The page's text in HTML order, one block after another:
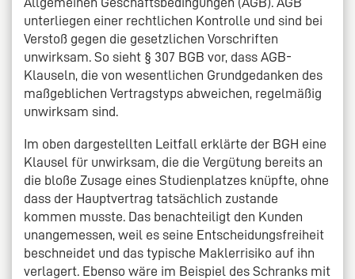
unterliegen einer rechtlichen Kontrolle und sind bei
Verstoß gegen die gesetzlichen Vorschriften
unwirksam. So sieht § 307 BGB vor, dass AGB-
Klauseln, die von wesentlichen Grundgedanken des
maßgeblichen Vertragstyps abweichen, regelmäßig
unwirksam sind.
Im oben dargestellten Leitfall erklärte der BGH eine
Klausel für unwirksam, die die Vergütung bereits an
die bloße Zusage eines Studienplatzes knüpfte, ohne
dass der Hauptvertrag tatsächlich zustande
kommen musste. Das benachteiligt den Kunden
unangemessen, weil es seine Entscheidungsfreiheit
beschneidet und das typische Maklerrisiko auf ihn
verlagert. Ebenso wäre im Beispiel des Schranks mit